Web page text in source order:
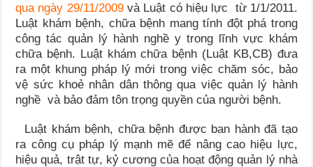
qua ngày 29/11/2009và Luật có hiệu lực từ 1/1/2011.
Luật khám bệnh, chữa bệnh mang tính đột phá trong
công tác quản lý hành nghề y trong lĩnh vực khám
chữa bệnh. Luật khám chữa bệnh (Luật KB,CB) đưa
ra một khung pháp lý mới trong việc chăm sóc, bảo
vệ sức khoẻ nhân dân thông qua việc quản lý hành
nghề và bảo đảm tôn trọng quyền của người bệnh.
Luật khám bệnh, chữa bệnh được ban hành đã tạo
ra công cụ pháp lý mạnh mẽ để nâng cao hiệu lực,
hiệu quả, trật tự, kỷ cương của hoạt động quản lý nhà